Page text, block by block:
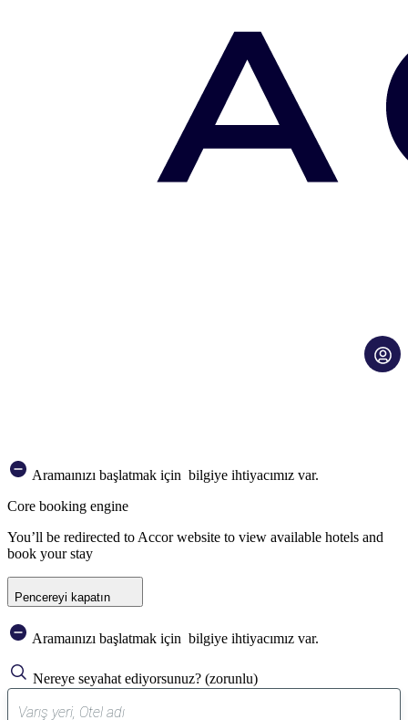
Aramaınızı başlatmak için bilgiye ihtiyacımız var.
Core booking engine
You’ll be redirected to Accor website to view available hotels and
book your stay
Pencereyi kapatın
Aramaınızı başlatmak için bilgiye ihtiyacımız var.
Nereye seyahat ediyorsunuz? (zorunlu)